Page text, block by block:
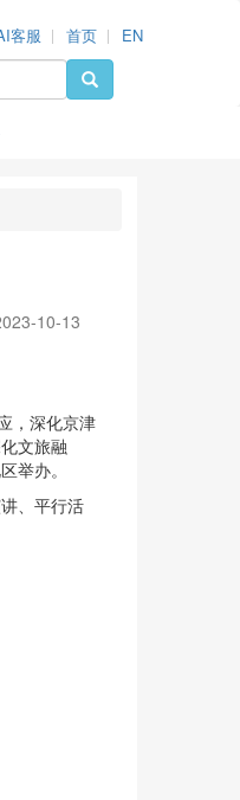
客服 首页 EN
10-13
，深化京津
文旅融
举办。
、平行活